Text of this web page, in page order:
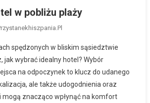
w pobliżu plaży
spędzonych w bliskim sąsiedztwie
jak wybrać idealny hotel? Wybór
na odpoczynek to klucz do udanego
ale także udogodnienia oraz
mogą znacząco wpłynąć na komfort